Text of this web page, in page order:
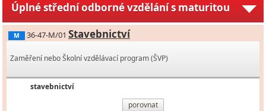
Úplné střední odborné vzdělání s maturitou
M 36-47-M/01 Stavebnictví
Zaměření nebo Školní vzdělávací program (ŠVP)
stavebnictví
porovnat